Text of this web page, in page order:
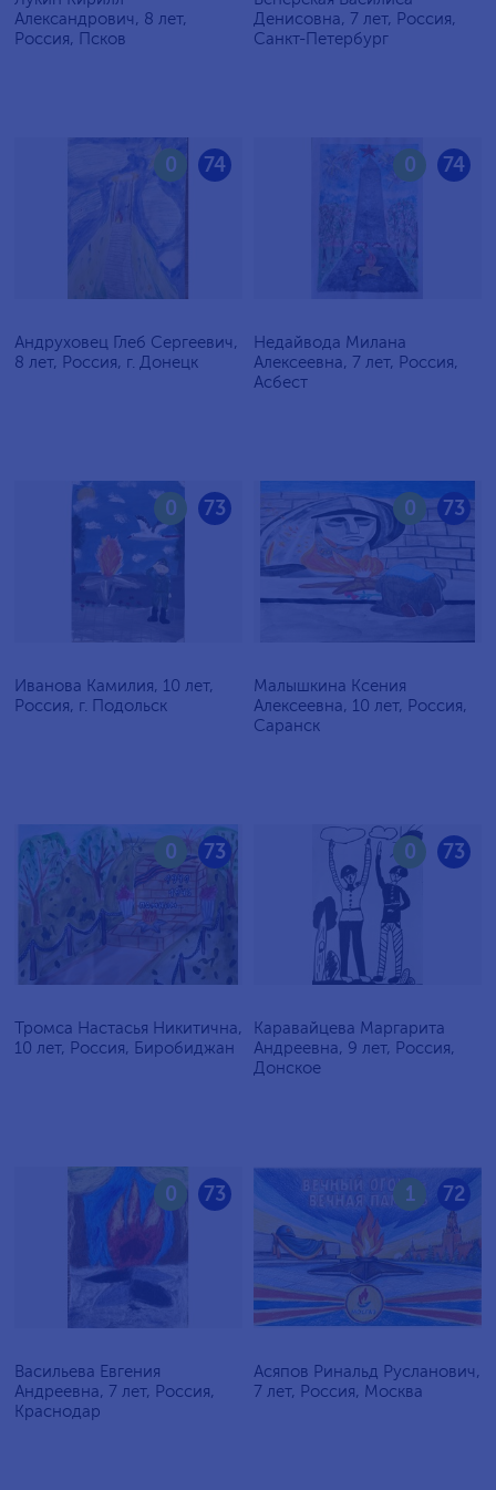
Александрович, 8 лет,
Россия, Псков
Денисовна, 7 лет, Россия,
Санкт-Петербург
74
0
Андруховец Глеб Сергеевич,
8 лет, Россия, г. Донецк
74
0
Недайвода Милана
Алексеевна, 7 лет, Россия,
Асбест
73
0
Иванова Камилия, 10 лет,
Россия, г. Подольск
73
0
Малышкина Ксения
Алексеевна, 10 лет, Россия,
Саранск
73
0
Тромса Настасья Никитична,
10 лет, Россия, Биробиджан
73
0
Каравайцева Маргарита
Андреевна, 9 лет, Россия,
Донское
73
0
Васильева Евгения
Андреевна, 7 лет, Россия,
Краснодар
72
1
Асяпов Ринальд Русланович,
7 лет, Россия, Москва